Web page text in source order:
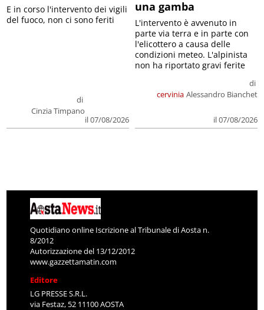
di
Cinzia Timpano
il 07/08/2026
E in corso l'intervento dei vigili
del fuoco, non ci sono feriti
una gamba
cervinia
di
Alessandro Bianchet
il 07/08/2026
L'intervento è avvenuto in
parte via terra e in parte con
l'elicottero a causa delle
condizioni meteo. L'alpinista
non ha riportato gravi ferite
Quotidiano online Iscrizione al Tribunale di Aosta n.
8/2012
Autorizzazione del 13/12/2012
www.gazzettamatin.com
Editore
LG PRESSE S.R.L.
via Festaz, 52 11100 AOSTA